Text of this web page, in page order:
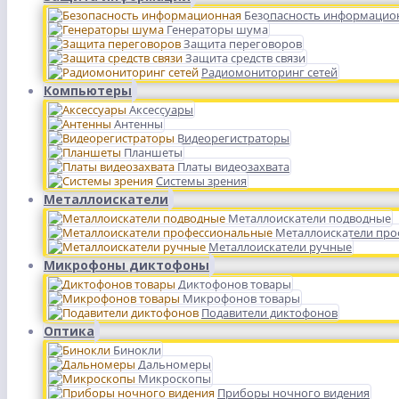
Безопасность
Генераторы шума
Защита переговоров
Защита средств связи
Радиомониторинг сетей
Компьютеры
Аксессуары
Антенны
Видеорегистраторы
Планшеты
Платы видеозахвата
Системы зрения
Металлоискатели
Металлоискатели подводные
Металлоискатели
Металлоискатели ручные
Микрофоны диктофоны
Диктофонов товары
Микрофонов товары
Подавители диктофонов
Оптика
Бинокли
Дальномеры
Микроскопы
Приборы ночного видения